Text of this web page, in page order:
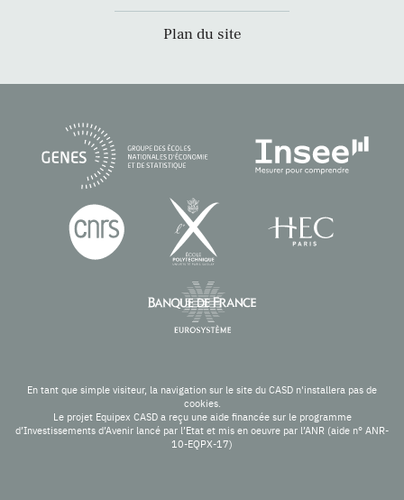
Plan du site
En tant que simple visiteur, la navigation sur le site du CASD n'installera pas de
cookies.
Le projet Equipex CASD a reçu une aide financée sur le programme
d’Investissements d’Avenir lancé par l’Etat et mis en oeuvre par l’ANR (aide n° ANR-
10-EQPX-17)